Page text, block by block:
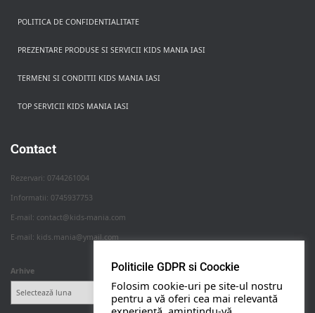
POLITICA DE CONFIDENTIALITATE
PREZENTARE PRODUSE SI SERVICII KIDS MANIA IASI
TERMENI SI CONDITII KIDS MANIA IASI
TOP SERVICII KIDS MANIA IASI
Contact
Rezervari: 0744261004
Informatii: 0745937753
E-mail: contact@kids-mania.com
E-mail: kids.mania@ymail.com
Arhive Politicile GDPR si Coockie
Folosim cookie-uri pe site-ul nostru
pentru a vă oferi cea mai relevantă
Apasa pe o categorie ca sa vezi serviciile.
PETRECERI COPII
NUNTA